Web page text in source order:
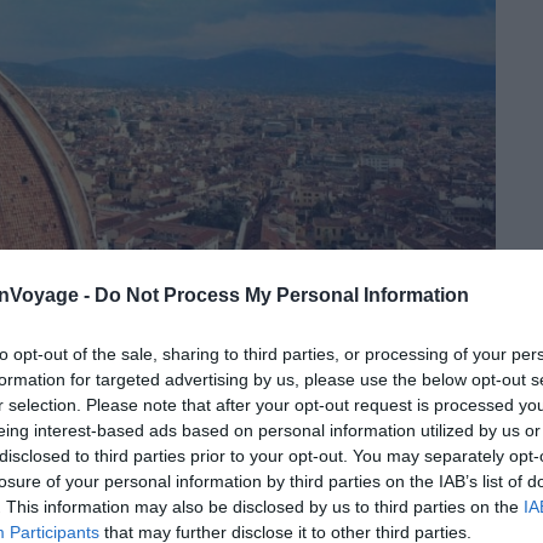
- Do Not Process My Personal Information
opt-out of the sale, sharing to third parties, or processing of your
for targeted advertising by us, please use the below opt-out
selection. Please note that after your opt-out request is processed
interest-based ads based on personal information utilized by us
to third parties prior to your opt-out. You may separately
of your personal information by third parties on the IAB’s list of
This information may also be disclosed by us to third parties on the
Participants that may further disclose it to other third parties.
d’architecte au sens traditionnel du terme.
des années àRomeà étudier les structures
la géométrie et la mécanique des voûtes.
il refuse de présenter ses plans, par crainte
il lance un défi : faire tenir un œuf debout sur une
Il brise légèrement la base de l’œuf, et ça